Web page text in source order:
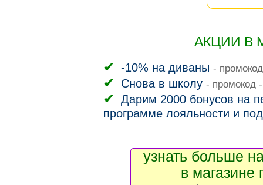
АКЦИИ В
-10% на диваны -
Снова в школу - промокод
Дарим 2000 бонусов на
программе лояльности и
узнать больше
в магазине